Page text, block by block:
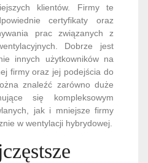
klientów. Firmy te
certyfikaty oraz
prac związanych z
Dobrze jest
innych użytkowników na
firmy oraz jej podejścia do
znaleźć zarówno duże
się kompleksowym
jak i mniejsze firmy
w wentylacji hybrydowej.